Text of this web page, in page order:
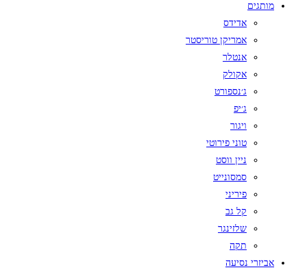
מותגים
אדידס
אמריקן טוריסטר
אנטלר
אקולק
ג׳נספורט
ג׳יפ
ויגור
טוני פירוטי
ניין ווסט
סמסונייט
פיריני
קל גב
שלזינגר
תקה
אביזרי נסיעה